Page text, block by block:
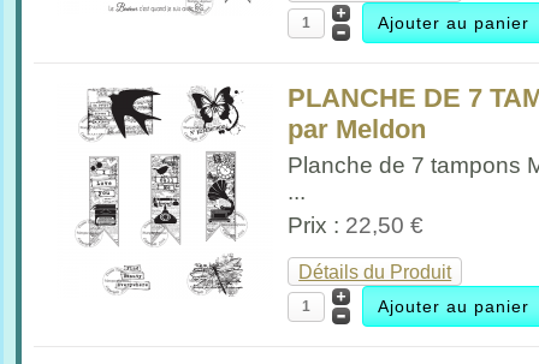
PLANCHE DE 7
par Meldon
Planche de 7 tampons
...
Prix : 22,50 €
Détails du Produit